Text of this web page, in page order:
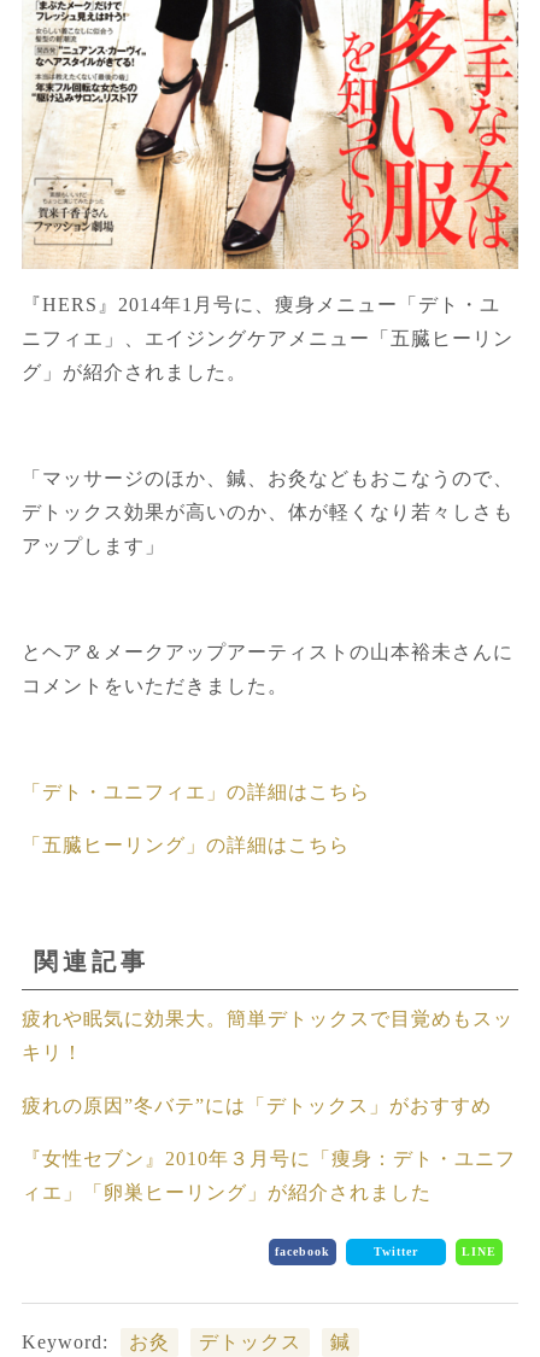
『HERS 』 2014年1 月号に、痩身メニュー「デト・ユ
ニフィエ」、エイジングケアメニュー「五臓ヒーリン
グ」が紹介されました。
「マッサージのほか、鍼、お灸などもおこなうので、
デトックス効果が高いのか、体が軽くなり若々しさも
アップします」
とヘア＆メークアップアーティストの山本裕未さんに
コメントをいただきました。
「デト・ユニフィエ」の詳細はこちら
「五臓ヒーリング」の詳細はこちら
関連記事
疲れや眠気に効果大。簡単デトックスで目覚めもスッ
キリ！
疲れの原因”冬バテ”には「デトックス」がおすすめ
『女性セブン』2010年３月号に「痩身：デト・ユニフ
ィエ」「卵巣ヒーリング」が紹介されました
facebook Twitter LINE
Keyword: お灸 デトックス 鍼